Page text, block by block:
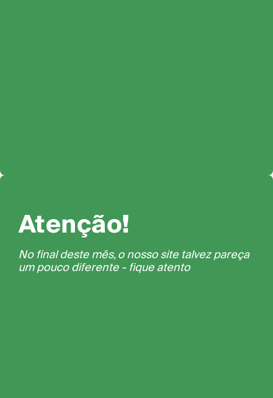
Atenção!
No final deste mês, o nosso site talvez pareça
um pouco diferente - fique atento